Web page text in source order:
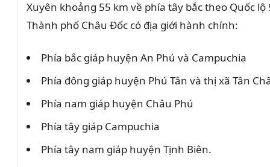
Xuyên khoảng 55 km về phía tây bắc theo Quốc lộ
Thành phố Châu Đốc có địa giới hành chính:
Phía bắc giáp huyện An Phú và Campuchia
Phía đông giáp huyện Phú Tân và thị xã Tân
Phía nam giáp huyện Châu Phú
Phía tây giáp Campuchia
Phía tây nam giáp huyện Tịnh Biên.